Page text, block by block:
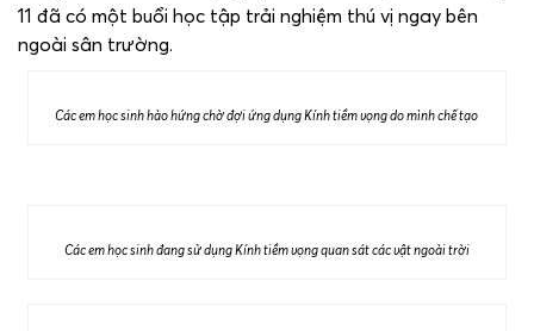
11 đã có một buổi học tập trải nghiệm thú vị ngay bên
ngoài sân trường.
Các em học sinh hào hứng chờ đợi ứng dụng Kính tiềm vọng do mình chế tạo
Các em học sinh đang sử dụng Kính tiềm vọng quan sát các vật ngoài trời